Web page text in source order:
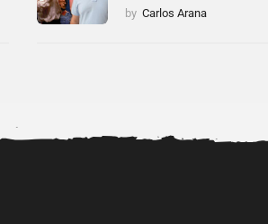
by Carlos Arana